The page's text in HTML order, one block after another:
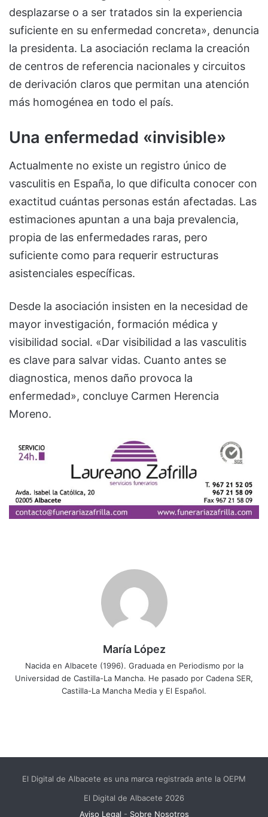
desplazarse o a ser tratados sin la experiencia
suficiente en su enfermedad concreta», denuncia
la presidenta. La asociación reclama la creación
de centros de referencia nacionales y circuitos
de derivación claros que permitan una atención
más homogénea en todo el país.
Una enfermedad «invisible»
Actualmente no existe un registro único de
vasculitis en España, lo que dificulta conocer con
exactitud cuántas personas están afectadas. Las
estimaciones apuntan a una baja prevalencia,
propia de las enfermedades raras, pero
suficiente como para requerir estructuras
asistenciales específicas.
Desde la asociación insisten en la necesidad de
mayor investigación, formación médica y
visibilidad social. «Dar visibilidad a las vasculitis
es clave para salvar vidas. Cuanto antes se
diagnostica, menos daño provoca la
enfermedad», concluye Carmen Herencia
Moreno.
María López
Nacida en Albacete (1996). Graduada en Periodismo por la
Universidad de Castilla-La Mancha. He pasado por Cadena SER,
Castilla-La Mancha Media y El Español.
El Digital de Albacete es una marca registrada ante la OEPM
El Digital de Albacete 2026
Aviso Legal - Sobre Nosotros